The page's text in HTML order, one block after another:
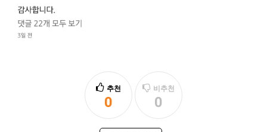
추천
0
추천
비추천
0
비추천